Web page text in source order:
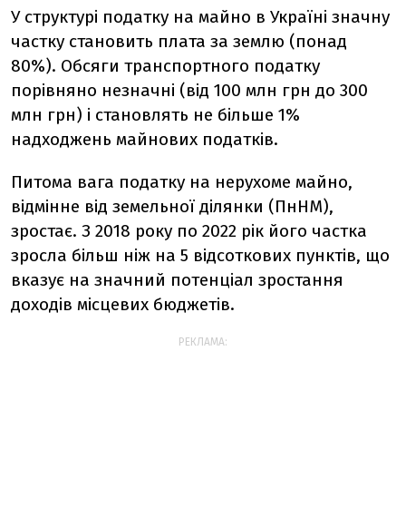
У структурі податку на майно в Україні значну
частку становить плата за землю (понад
80%). Обсяги транспортного податку
порівняно незначні (від 100 млн грн до 300
млн грн) і становлять не більше 1%
надходжень майнових податків.
Питома вага податку на нерухоме майно,
відмінне від земельної ділянки (ПнНМ),
зростає. З 2018 року по 2022 рік його частка
зросла більш ніж на 5 відсоткових пунктів, що
вказує на значний потенціал зростання
доходів місцевих бюджетів.
РЕКЛАМА: